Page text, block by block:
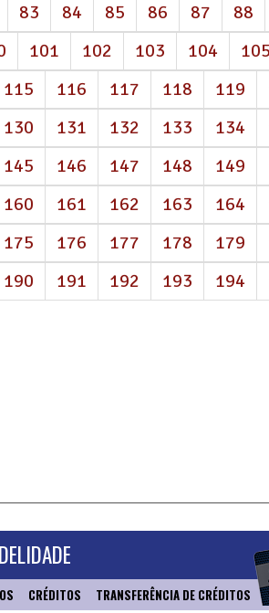
83 84 85 86 87 88
101 102 103 104 105
115 116 117 118 119
130 131 132 133 134
145 146 147 148 149
160 161 162 163 164
175 176 177 178 179
190 191 192 193 194
CRÉDITOS TRANSFERÊNCIA DE CRÉDITOS